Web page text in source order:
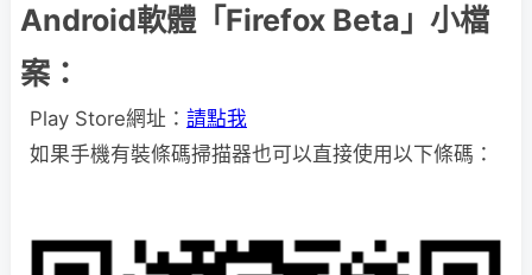
Android軟體「 Firefox Beta 」小檔
案：
Play Store網址： 請點我
如果手機有裝條碼掃描器也可以直接使用以下條碼：